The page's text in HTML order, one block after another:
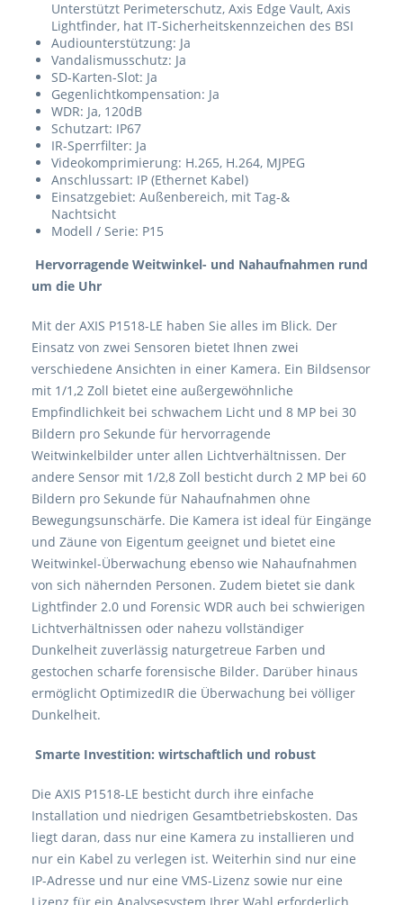
Unterstützt Perimeterschutz, Axis Edge Vault, Axis
Lightfinder, hat IT-Sicherheitskennzeichen des BSI
Audiounterstützung: Ja
Vandalismusschutz: Ja
SD-Karten-Slot: Ja
Gegenlichtkompensation: Ja
WDR: Ja, 120dB
Schutzart: IP67
IR-Sperrfilter: Ja
Videokomprimierung: H.265, H.264, MJPEG
Anschlussart: IP (Ethernet Kabel)
Einsatzgebiet: Außenbereich, mit Tag-&
Nachtsicht
Modell / Serie: P15
Hervorragende Weitwinkel- und Nahaufnahmen rund
um die Uhr
Mit der AXIS P1518-LE haben Sie alles im Blick. Der
Einsatz von zwei Sensoren bietet Ihnen zwei
verschiedene Ansichten in einer Kamera. Ein Bildsensor
mit 1/1,2 Zoll bietet eine außergewöhnliche
Empfindlichkeit bei schwachem Licht und 8 MP bei 30
Bildern pro Sekunde für hervorragende
Weitwinkelbilder unter allen Lichtverhältnissen. Der
andere Sensor mit 1/2,8 Zoll besticht durch 2 MP bei 60
Bildern pro Sekunde für Nahaufnahmen ohne
Bewegungsunschärfe. Die Kamera ist ideal für Eingänge
und Zäune von Eigentum geeignet und bietet eine
Weitwinkel-Überwachung ebenso wie Nahaufnahmen
von sich nähernden Personen. Zudem bietet sie dank
Lightfinder 2.0 und Forensic WDR auch bei schwierigen
Lichtverhältnissen oder nahezu vollständiger
Dunkelheit zuverlässig naturgetreue Farben und
gestochen scharfe forensische Bilder. Darüber hinaus
ermöglicht OptimizedIR die Überwachung bei völliger
Dunkelheit.
Smarte Investition: wirtschaftlich und robust
Die AXIS P1518-LE besticht durch ihre einfache
Installation und niedrigen Gesamtbetriebskosten. Das
liegt daran, dass nur eine Kamera zu installieren und
nur ein Kabel zu verlegen ist. Weiterhin sind nur eine
IP-Adresse und nur eine VMS-Lizenz sowie nur eine